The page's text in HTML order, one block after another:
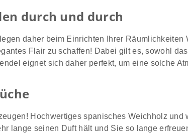
durch und durch
daher beim Einrichten Ihrer
Flair zu schaffen! Dabei gilt es, sowohl
eignet sich daher perfekt, um eine solche
Hochwertiges spanisches Weichholz
lange seinen Duft hält und Sie so lange